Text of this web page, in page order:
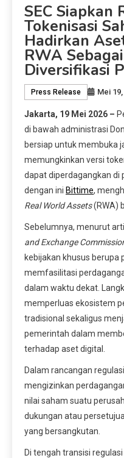
SEC Siapkan
Tokenisasi
Hadirkan
RWA
Diversifikasi
Press Release Mei
Jakarta, 19 Mei 2026 –
di bawah administrasi
bersiap untuk membuka
memungkinkan versi
dapat diperdagangkan
dengan ini Bittime,
Real World Assets(RWA)
Sebelumnya, menurut
and Exchange
kebijakan khusus berupa
memfasilitasi
dalam waktu dekat.
memperluas ekosistem
tradisional sekaligus
pemerintah dalam
terhadap aset digital.
Dalam rancangan
mengizinkan
nilai saham suatu
dukungan atau
yang bersangkutan.
Di tengah transisi